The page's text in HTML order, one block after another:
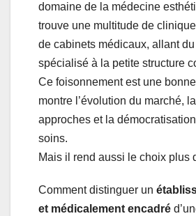
domaine de la médecine
trouve une multitude de
de cabinets médicaux, allant
spécialisé à la petite structure
Ce foisonnement est une
montre l’évolution du marché,
approches et la
soins.
Mais il rend aussi le choix plus
Comment distinguer un
et médicalement encadré